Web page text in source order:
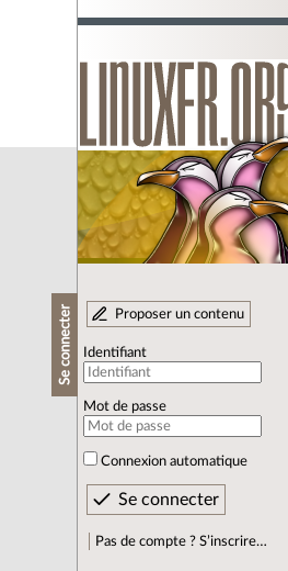
Se connecter Proposer un contenu
Identifiant
Mot de passe
Connexion automatique
Pas de compte ? S’inscrire…